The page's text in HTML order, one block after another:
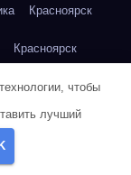
Красноярск
Красноярск
Красноярск
Красноярск
чтобы
лучший